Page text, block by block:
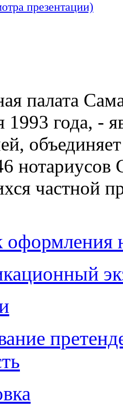
презентации)
палата
1993 года, -
нотариусов
частной